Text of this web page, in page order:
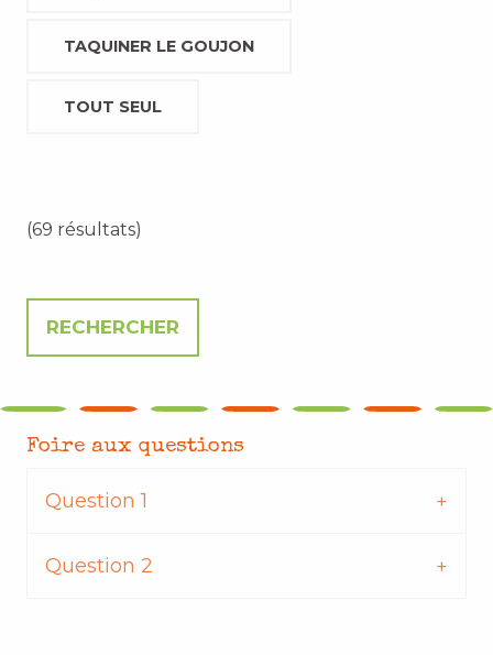
TAQUINER LE GOUJON
TOUT SEUL
(69 résultats)
Foire aux questions
Question 1
Question 2